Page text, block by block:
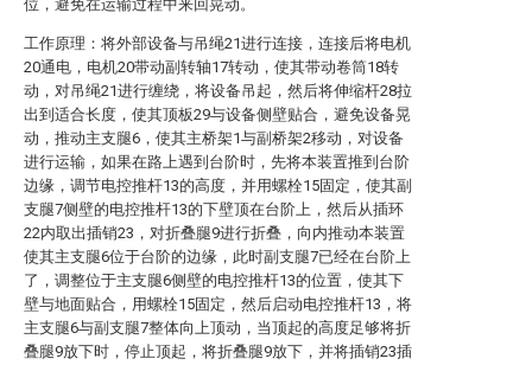
位，避免在运输过程中来回晃动。
工作原理：将外部设备与吊绳21进行连接，连接后将电机
20通电，电机20带动副转轴17转动，使其带动卷筒18转
动，对吊绳21进行缠绕，将设备吊起，然后将伸缩杆28拉
出到适合长度，使其顶板29与设备侧壁贴合，避免设备晃
动，推动主支腿6，使其主桥架1与副桥架2移动，对设备
进行运输，如果在路上遇到台阶时，先将本装置推到台阶
边缘，调节电控推杆13的高度，并用螺栓15固定，使其副
支腿7侧壁的电控推杆13的下壁顶在台阶上，然后从插环
22内取出插销23，对折叠腿9进行折叠，向内推动本装置
使其主支腿6位于台阶的边缘，此时副支腿7已经在台阶上
了，调整位于主支腿6侧壁的电控推杆13的位置，使其下
壁与地面贴合，用螺栓15固定，然后启动电控推杆13，将
主支腿6与副支腿7整体向上顶动，当顶起的高度足够将折
叠腿9放下时，停止顶起，将折叠腿9放下，并将插销23插